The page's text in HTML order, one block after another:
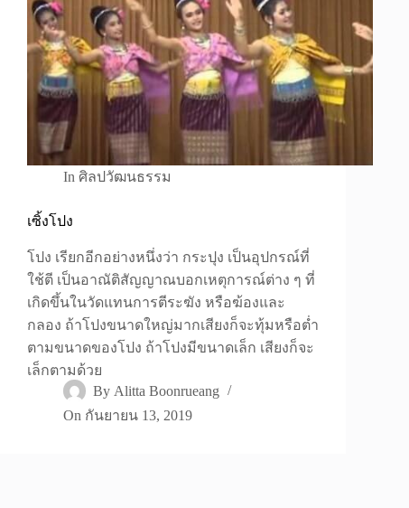
In ศิลปวัฒนธรรม
เซิ้งโปง
โปง เรียกอีกอย่างหนึ่งว่า กระปุง เป็นอุปกรณ์ที่
ใช้ตี เป็นอาณัติสัญญาณบอกเหตุการณ์ต่าง ๆ ที่
เกิดขึ้นในวัดแทนการตีระฆัง หรือฆ้องและ
กลอง ถ้าโปงขนาดใหญ่มากเสียงก็จะทุ้มหรือต่ำ
ตามขนาดของโปง ถ้าโปงมีขนาดเล็ก เสียงก็จะ
เล็กตามด้วย
By Alitta Boonrueang
On กันยายน 13, 2019